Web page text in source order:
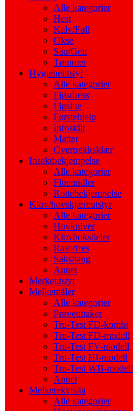
Alle kategorier
Hest
Kalv/Føll
Okse
Sau/Geit
Tømmer
Hygieneutstyr
Alle kategorier
Fjøsdress
Fjøslue
Førstehjelp
Infoskilt
Matter
Overtrekksklær
Insektbekjempelse
Alle kategorier
Fluemidler
Rottebekjempelse
Klov/hovskjæreutstyr
Alle kategorier
Hovkniver
Klovboksdeler
Rasp/fres
Saks/tang
Annet
Merkeutstyr
Melkemåler
Alle kategorier
Prøveuttaker
Tru-Test FD-kombi
Tru-Test FD-modell
Tru-Test FV-modell
Tru-Test HI-modell
Tru-Test WB-modell
Annet
Melkerekvisita
Alle kategorier